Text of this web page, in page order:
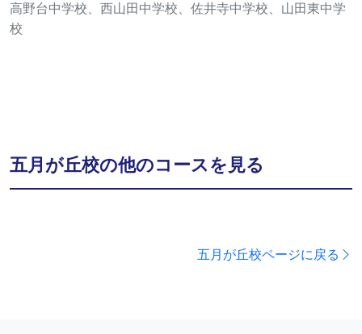
高野台中学校、西山田中学校、佐井寺中学校、山田東中学
校
五月が丘校の他のコースを見る
五月が丘校ページに戻る